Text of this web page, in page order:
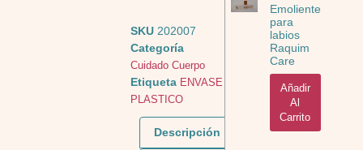
SKU 202007
Categoría
Cuidado Cuerpo
Etiqueta ENVASE
PLASTICO
Descripción
Emoliente
para
labios
Raquim
Care
Añadir
Al
Carrito